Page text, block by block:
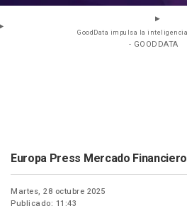
GoodData impulsa la
- GOODDATA
Europa Press Mercado Financiero
Martes, 28 octubre 2025
Publicado: 11:43